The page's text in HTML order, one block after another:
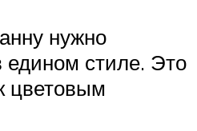
нужно
стиле. Это
цветовым